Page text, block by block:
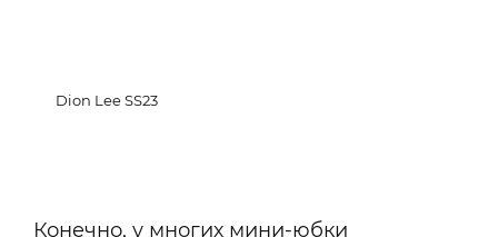
Dion Lee SS23
Конечно, у многих мини-юбки